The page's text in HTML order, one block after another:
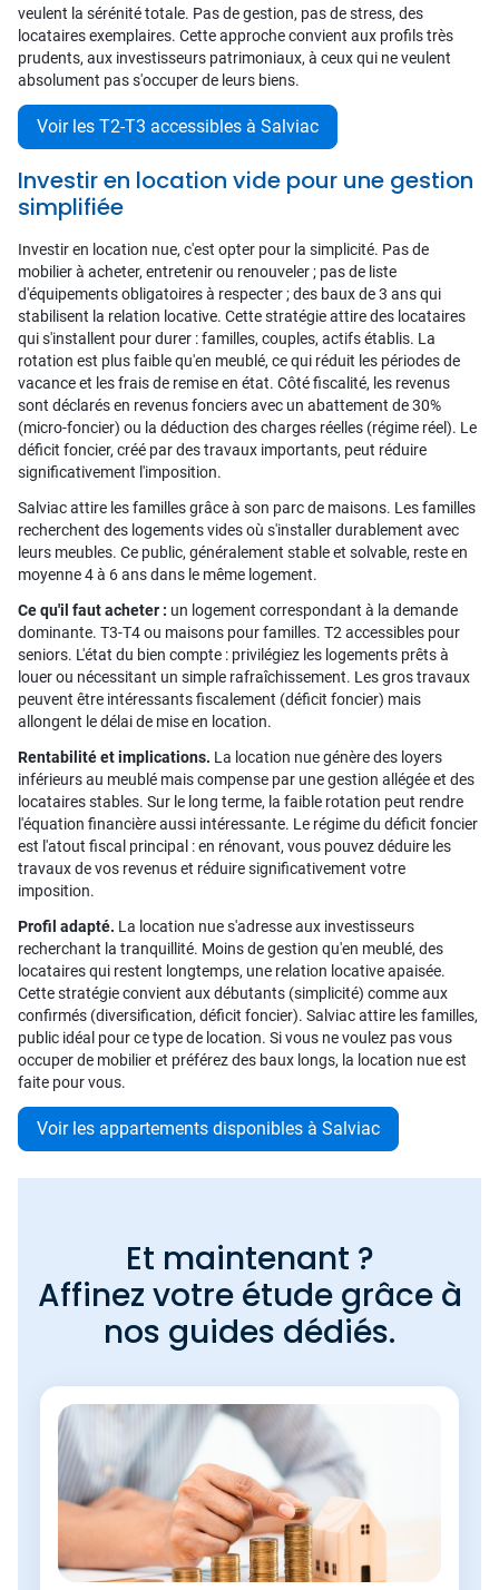
veulent la sérénité totale. Pas de gestion, pas de stress, des
locataires exemplaires. Cette approche convient aux profils très
prudents, aux investisseurs patrimoniaux, à ceux qui ne veulent
absolument pas s'occuper de leurs biens.
Voir les T2-T3 accessibles à Salviac
Investir en location vide pour une gestion
simplifiée
Investir en location nue, c'est opter pour la simplicité. Pas de
mobilier à acheter, entretenir ou renouveler ; pas de liste
d'équipements obligatoires à respecter ; des baux de 3 ans qui
stabilisent la relation locative. Cette stratégie attire des locataires
qui s'installent pour durer : familles, couples, actifs établis. La
rotation est plus faible qu'en meublé, ce qui réduit les périodes de
vacance et les frais de remise en état. Côté fiscalité, les revenus
sont déclarés en revenus fonciers avec un abattement de 30%
(micro-foncier) ou la déduction des charges réelles (régime réel). Le
déficit foncier, créé par des travaux importants, peut réduire
significativement l'imposition.
Salviac attire les familles grâce à son parc de maisons. Les familles
recherchent des logements vides où s'installer durablement avec
leurs meubles. Ce public, généralement stable et solvable, reste en
moyenne 4 à 6 ans dans le même logement.
Ce qu'il faut acheter : un logement correspondant à la demande
dominante. T3-T4 ou maisons pour familles. T2 accessibles pour
seniors. L'état du bien compte : privilégiez les logements prêts à
louer ou nécessitant un simple rafraîchissement. Les gros travaux
peuvent être intéressants fiscalement (déficit foncier) mais
allongent le délai de mise en location.
Rentabilité et implications. La location nue génère des loyers
inférieurs au meublé mais compense par une gestion allégée et des
locataires stables. Sur le long terme, la faible rotation peut rendre
l'équation financière aussi intéressante. Le régime du déficit foncier
est l'atout fiscal principal : en rénovant, vous pouvez déduire les
travaux de vos revenus et réduire significativement votre
imposition.
Profil adapté. La location nue s'adresse aux investisseurs
recherchant la tranquillité. Moins de gestion qu'en meublé, des
locataires qui restent longtemps, une relation locative apaisée.
Cette stratégie convient aux débutants (simplicité) comme aux
confirmés (diversification, déficit foncier). Salviac attire les familles,
public idéal pour ce type de location. Si vous ne voulez pas vous
occuper de mobilier et préférez des baux longs, la location nue est
faite pour vous.
Voir les appartements disponibles à Salviac
Et maintenant ?
Affinez votre étude grâce à
nos guides dédiés.